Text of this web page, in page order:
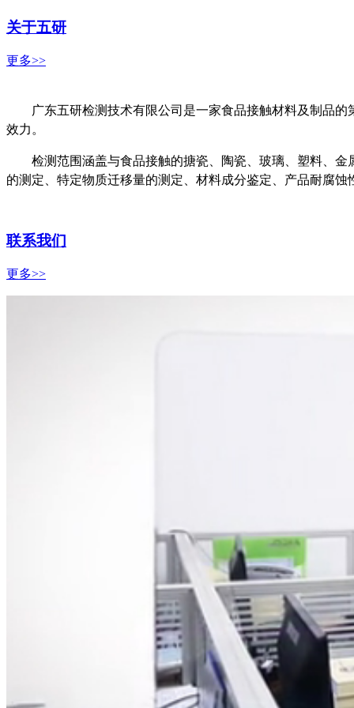
关于五研
更多>>
广东五研检测技术有限公司是一家食品接触材料及制品
效力。
检测范围涵盖与食品接触的搪瓷、陶瓷、玻璃、塑料、
的测定、特定物质迁移量的测定、材料成分鉴定、产品耐腐
联系我们
更多>>